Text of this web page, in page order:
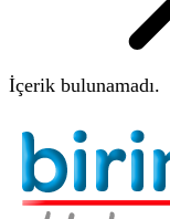
İçerik bulunamadı.